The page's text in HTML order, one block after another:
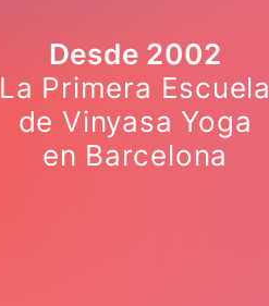
Desde 2002
La Primera Escuela
de Vinyasa Yoga
en Barcelona